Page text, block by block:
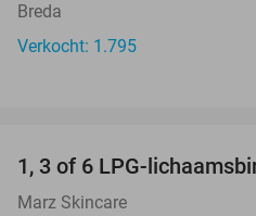
Breda
Verkocht: 1.795
1, 3 of 6 LPG-
Marz Skincare